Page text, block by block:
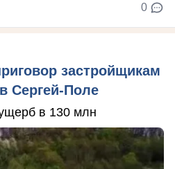
0
застройщикам
Сергей-Поле
в 130 млн